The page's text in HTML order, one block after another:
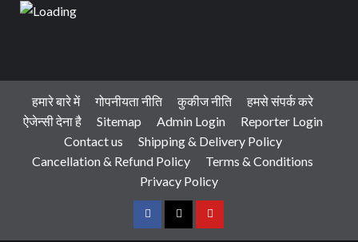
हमारे बारे में गोपनीयता नीति कुकीज नीति
हमसे संपर्क करे
ऐजेन्सी देना है
Sitemap Admin Login
Reporter Login
Contact us
Shipping & Delivery Policy
Cancellation & Refund Policy
Terms & Conditions
Privacy Policy
FacebookTwitterYoutube